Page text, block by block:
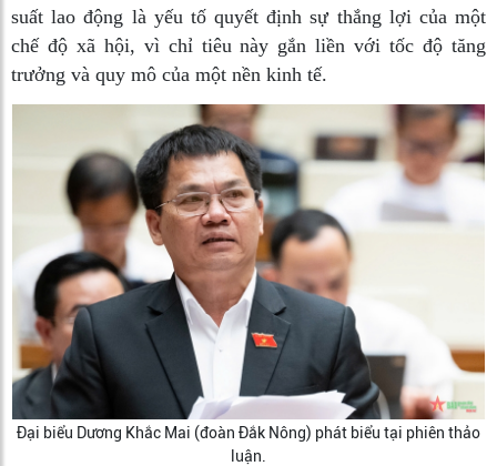
suất lao động là yếu tố quyết định sự thắng lợi của một
chế độ xã hội, vì chỉ tiêu này gắn liền với tốc độ tăng
trưởng và quy mô của một nền kinh tế.
Đại biểu Dương Khắc Mai (đoàn Đắk Nông) phát biểu tại phiên thảo
luận.